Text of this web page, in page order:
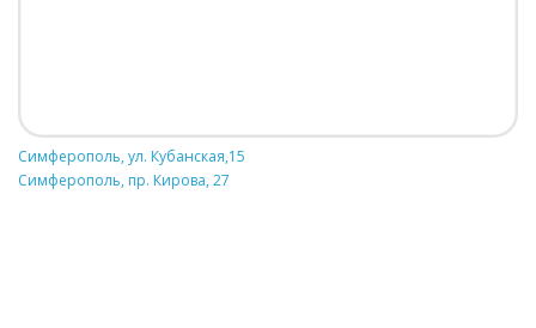
Симферополь, ул. Кубанская,15
Симферополь, пр. Кирова, 27